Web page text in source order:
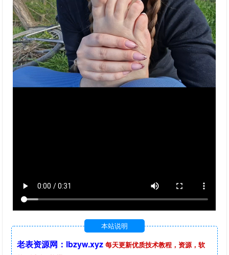
本站说明
老表资源网：lbzyw.xyz 每天更新优质技术教程，资源，软